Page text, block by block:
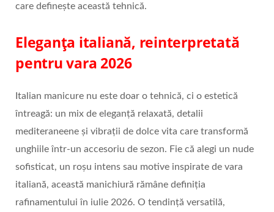
care definește această tehnică.
Eleganța italiană, reinterpretată
pentru vara 2026
Italian manicure nu este doar o tehnică, ci o estetică
întreagă: un mix de eleganță relaxată, detalii
mediteraneene și vibrații de dolce vita care transformă
unghiile într-un accesoriu de sezon. Fie că alegi un nude
sofisticat, un roșu intens sau motive inspirate de vara
italiană, această manichiură rămâne definiția
rafinamentului în iulie 2026. O tendință versatilă,